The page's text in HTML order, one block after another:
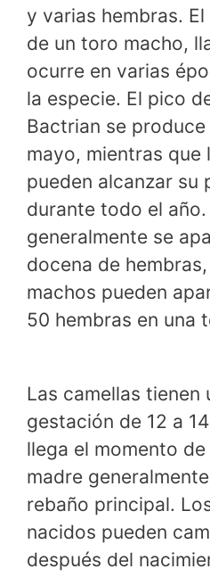
y varias hembras.
de un toro macho,
ocurre en varias
la especie. El pico
Bactrian se
mayo, mientras que
pueden alcanzar su
durante todo el
generalmente se
docena de
machos pueden
50 hembras en una
Las camellas tienen
gestación de 12 a
llega el momento
madre
rebaño principal.
nacidos pueden
después del